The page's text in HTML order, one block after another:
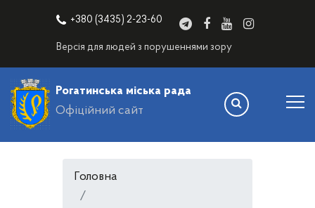
+380 (3435) 2-23-60
Версія для людей з порушеннями зору
Рогатинська міська рада
Офіційний сайт
Головна